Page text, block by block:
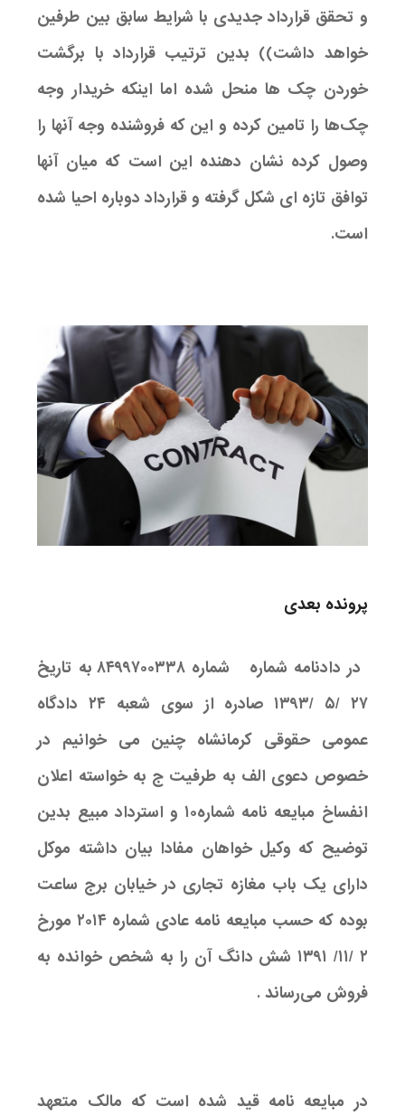
و تحقق قرارداد جدیدی با شرایط سابق بین طرفین
خواهد داشت)) بدین ترتیب قرارداد با برگشت
خوردن چک ها منحل شده اما اینکه خریدار وجه
چک‌ها را تامین کرده و این که فروشنده وجه آنها را
وصول کرده نشان دهنده این است که میان آنها
توافق تازه ای شکل گرفته و قرارداد دوباره احیا شده
است.
پرونده بعدی
در دادنامه شماره شماره ۸۴۹۹۷۰۰۳۳۸ به تاریخ
۲۷ /۵ /۱۳۹۳ صادره از سوی شعبه ۲۴ دادگاه
عمومی حقوقی کرمانشاه چنین می خوانیم در
خصوص دعوی الف به طرفیت ج به خواسته اعلان
انفساخ مبایعه نامه شماره۱۰ و استرداد مبیع بدین
توضیح که وکیل خواهان مفادا بیان داشته موکل
دارای یک باب مغازه تجاری در خیابان برج ساعت
بوده که حسب مبایعه نامه عادی شماره ۲۰۱۴ مورخ
۲ /۱۱/ ۱۳۹۱ شش دانگ آن را به شخص خوانده به
فروش می‌رساند .
در مبایعه نامه قید شده است که مالک متعهد